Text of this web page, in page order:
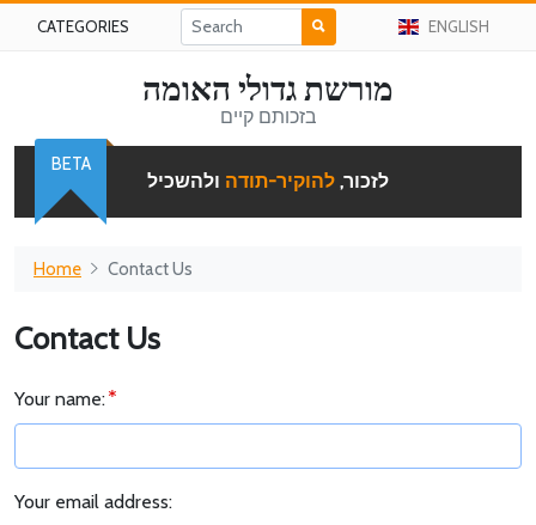
CATEGORIES ENGLISH
מורשת גדולי האומה
בזכותם קיים
לזכור, להוקיר-תודה ולהשכיל
BETA
Home Contact Us
Contact Us
Your name:
Your email address: